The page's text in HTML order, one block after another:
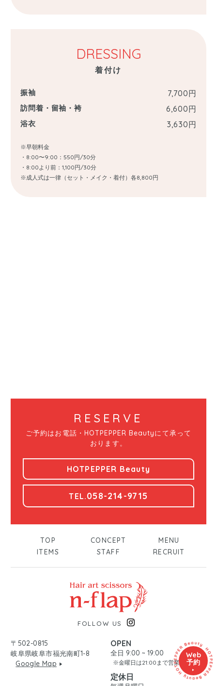
DRESSING
着付け
振袖 7,700円
訪問着・留袖・袴 6,600円
浴衣 3,630円
※早朝料金
・8:00〜9:00：550円/30分
・8:00より前：1,100円/30分
※成人式は一律（セット・メイク・着付）各8,800円
Web
予約
RESERVE
ご予約はお電話・HOTPEPPER Beautyにて承って
おります。
HOTPEPPER Beauty
TEL.058-214-9715
TOP CONCEPT
MENU
ITEMS
STAFF RECRUIT
FOLLOW US
〒502-0815
岐阜県岐阜市福光南町1-8
Google Map
OPEN
全日 9:00 ~ 19:00
※金曜日は21:00まで営業
定休日